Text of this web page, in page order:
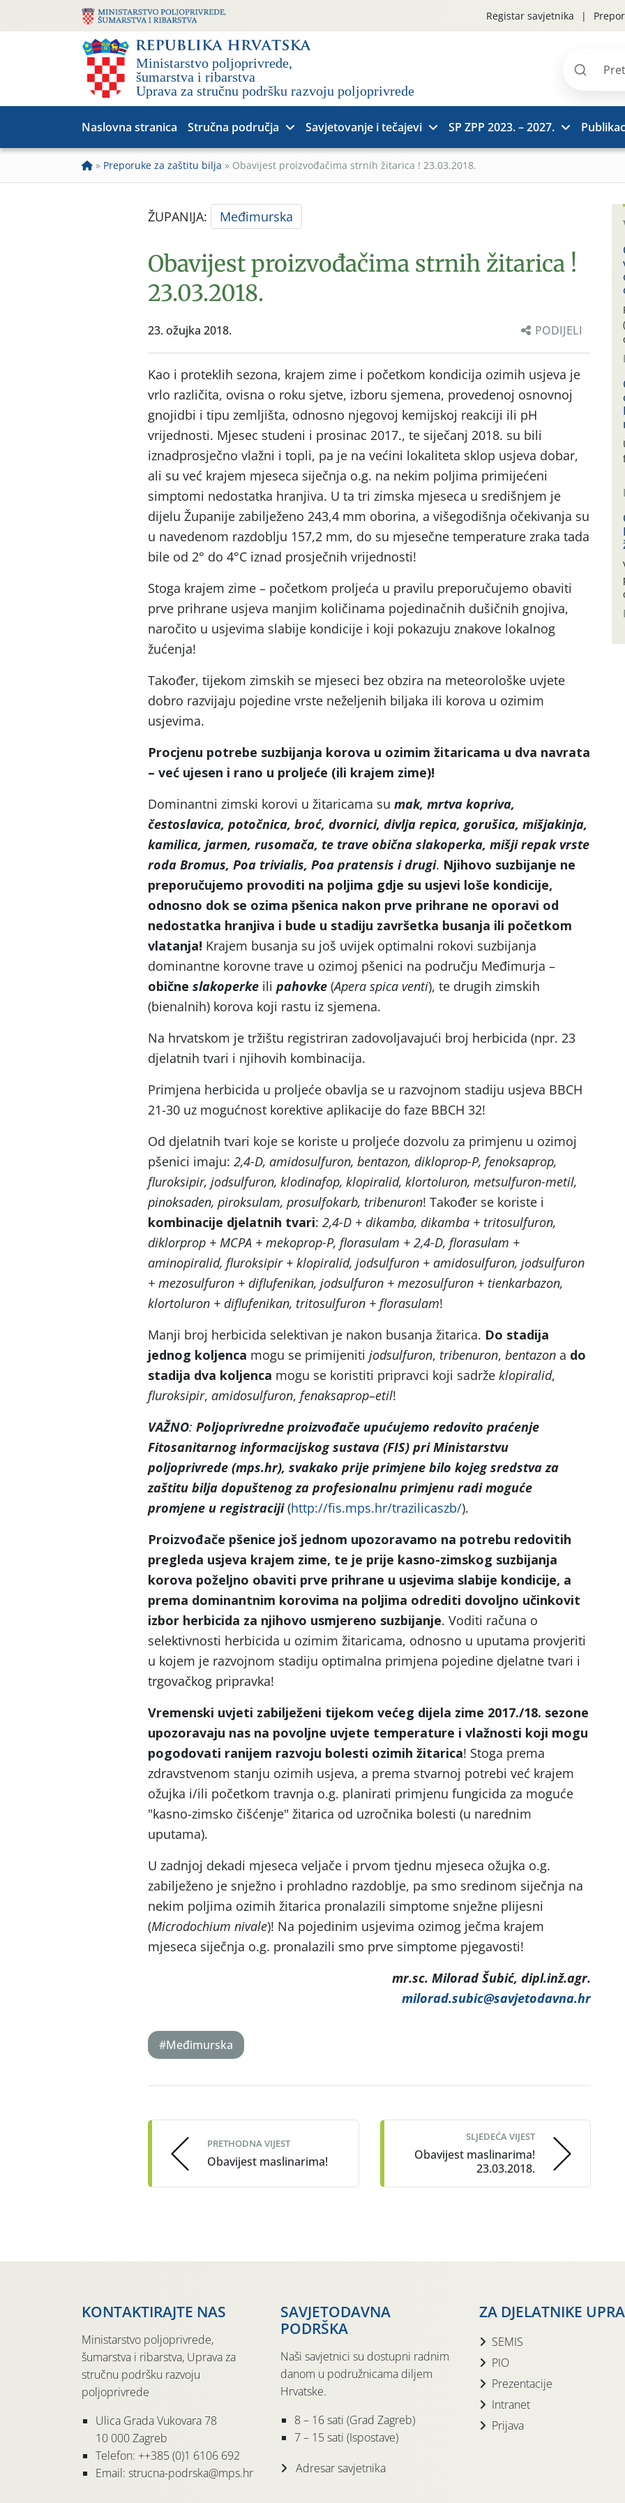
Registar savjetnika
Pretraži
Naslovna stranica Stručna područja Savjetovanje i tečajevi SP ZPP 2023. – 2027.
» Preporuke za zaštitu bilja » Obavijest proizvođačima strnih žitarica ! 23.03.2018.
ŽUPANIJA: Međimurska
Obavijest proizvođačima strnih žitarica !
23.03.2018.
23. ožujka 2018. PODIJELI
Kao i proteklih sezona, krajem zime i početkom kondicija ozimih usjeva je
vrlo različita, ovisna o roku sjetve, izboru sjemena, provedenoj osnovnoj
gnojidbi i tipu zemljišta, odnosno njegovoj kemijskoj reakciji ili pH
vrijednosti. Mjesec studeni i prosinac 2017., te siječanj 2018. su bili
iznadprosječno vlažni i topli, pa je na većini lokaliteta sklop usjeva dobar,
ali su već krajem mjeseca siječnja o.g. na nekim poljima primijećeni
simptomi nedostatka hranjiva. U ta tri zimska mjeseca u središnjem je
dijelu Županije zabilježeno 243,4 mm oborina, a višegodišnja očekivanja su
u navedenom razdoblju 157,2 mm, do su mjesečne temperature zraka tada
bile od 2° do 4°C iznad prosječnih vrijednosti!
Stoga krajem zime – početkom proljeća u pravilu preporučujemo obaviti
prve prihrane usjeva manjim količinama pojedinačnih dušičnih gnojiva,
naročito u usjevima slabije kondicije i koji pokazuju znakove lokalnog
žućenja!
Također, tijekom zimskih se mjeseci bez obzira na meteorološke uvjete
dobro razvijaju pojedine vrste neželjenih biljaka ili korova u ozimim
usjevima.
Procjenu potrebe suzbijanja korova u ozimim žitaricama u dva navrata
– već ujesen i rano u proljeće (ili krajem zime)!
Dominantni zimski korovi u žitaricama su mak, mrtva kopriva,
čestoslavica, potočnica, broć, dvornici, divlja repica, gorušica, mišjakinja,
kamilica, jarmen, rusomača, te trave obična slakoperka, mišji repak vrste
roda Bromus, Poa trivialis, Poa pratensis i drugi. Njihovo suzbijanje ne
preporučujemo provoditi na poljima gdje su usjevi loše kondicije,
odnosno dok se ozima pšenica nakon prve prihrane ne oporavi od
nedostatka hranjiva i bude u stadiju završetka busanja ili početkom
vlatanja! Krajem busanja su još uvijek optimalni rokovi suzbijanja
dominantne korovne trave u ozimoj pšenici na području Međimurja –
obične slakoperke ili pahovke (Apera spica venti), te drugih zimskih
(bienalnih) korova koji rastu iz sjemena.
Na hrvatskom je tržištu registriran zadovoljavajući broj herbicida (npr. 23
djelatnih tvari i njihovih kombinacija.
Primjena herbicida u proljeće obavlja se u razvojnom stadiju usjeva BBCH
21-30 uz mogućnost korektive aplikacije do faze BBCH 32!
Od djelatnih tvari koje se koriste u proljeće dozvolu za primjenu u ozimoj
pšenici imaju: 2,4-D, amidosulfuron, bentazon, dikloprop-P, fenoksaprop,
fluroksipir, jodsulfuron, klodinafop, klopiralid, klortoluron, metsulfuron-metil,
pinoksaden, piroksulam, prosulfokarb, tribenuron! Također se koriste i
kombinacije djelatnih tvari: 2,4-D + dikamba, dikamba + tritosulfuron,
diklorprop + MCPA + mekoprop-P, florasulam + 2,4-D, florasulam +
aminopiralid, fluroksipir + klopiralid, jodsulfuron + amidosulfuron, jodsulfuron
+ mezosulfuron + diflufenikan, jodsulfuron + mezosulfuron + tienkarbazon,
klortoluron + diflufenikan, tritosulfuron + florasulam!
Manji broj herbicida selektivan je nakon busanja žitarica. Do stadija
jednog koljenca mogu se primijeniti jodsulfuron, tribenuron, bentazon a do
stadija dva koljenca mogu se koristiti pripravci koji sadrže klopiralid,
fluroksipir, amidosulfuron, fenaksaprop–etil!
VAŽNO: Poljoprivredne proizvođače upućujemo redovito praćenje
Fitosanitarnog informacijskog sustava (FIS) pri Ministarstvu
poljoprivrede (mps.hr), svakako prije primjene bilo kojeg sredstva za
zaštitu bilja dopuštenog za profesionalnu primjenu radi moguće
promjene u registraciji(http://fis.mps.hr/trazilicaszb/).
Proizvođače pšenice još jednom upozoravamo na potrebu redovitih
pregleda usjeva krajem zime, te je prije kasno-zimskog suzbijanja
korova poželjno obaviti prve prihrane u usjevima slabije kondicije, a
prema dominantnim korovima na poljima odrediti dovoljno učinkovit
izbor herbicida za njihovo usmjereno suzbijanje. Voditi računa o
selektivnosti herbicida u ozimim žitaricama, odnosno u uputama provjeriti
u kojem je razvojnom stadiju optimalna primjena pojedine djelatne tvari i
trgovačkog pripravka!
Vremenski uvjeti zabilježeni tijekom većeg dijela zime 2017./18. sezone
upozoravaju nas na povoljne uvjete temperature i vlažnosti koji mogu
pogodovati ranijem razvoju bolesti ozimih žitarica! Stoga prema
zdravstvenom stanju ozimih usjeva, a prema stvarnoj potrebi već krajem
ožujka i/ili početkom travnja o.g. planirati primjenu fungicida za moguće
"kasno-zimsko čišćenje" žitarica od uzročnika bolesti (u narednim
uputama).
U zadnjoj dekadi mjeseca veljače i prvom tjednu mjeseca ožujka o.g.
zabilježeno je snježno i prohladno razdoblje, pa smo sredinom siječnja na
nekim poljima ozimih žitarica pronalazili simptome snježne plijesni
(Microdochium nivale)! Na pojedinim usjevima ozimog ječma krajem
mjeseca siječnja o.g. pronalazili smo prve simptome pjegavosti!
mr.sc. Milorad Šubić, dipl.inž.agr.
milorad.subic@savjetodavna.hr
#Međimurska
navigation
PRETHODNA VIJEST
Obavijest maslinarima!
SLJEDEĆA VIJEST
Obavijest maslinarima!
23.03.2018.
KONTAKTIRAJTE NAS
Ministarstvo poljoprivrede,
šumarstva i ribarstva, Uprava za
stručnu podršku razvoju
poljoprivrede
Ulica Grada Vukovara 78
10 000 Zagreb
Telefon: ++385 (0)1 6106 692
Email: strucna-podrska@mps.hr
SAVJETODAVNA
PODRŠKA
Naši savjetnici su dostupni radnim
danom u podružnicama diljem
Hrvatske.
8 – 16 sati (Grad Zagreb)
7 – 15 sati (Ispostave)
Adresar savjetnika
ZA DJELATNIKE
SEMIS
PIO
Prezentacije
Intranet
Prijava